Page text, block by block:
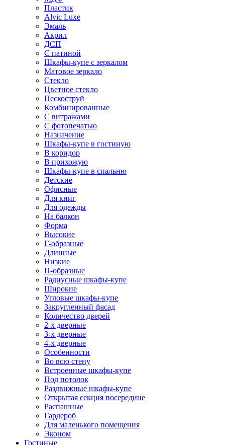
Пластик
Alvic Luxe
Эмаль
Акрил
ДСП
С патиной
Шкафы-купе с зеркалом
Матовое зеркало
Стекло
Цветное стекло
Пескоструй
Комбинированные
С витражами
С фотопечатью
Назначение
Шкафы-купе в гостиную
В коридор
В прихожую
Шкафы-купе в спальню
Детские
Офисные
Для книг
Для одежды
На балкон
Форма
Высокие
Г-образные
Длинные
Низкие
П-образные
Радиусные шкафы-купе
Широкие
Угловые шкафы-купе
Закругленный фасад
Количество дверей
2-х дверные
3-х дверные
4-х дверные
Особенности
Во всю стену
Встроенные шкафы-купе
Под потолок
Раздвижные шкафы-купе
Открытая секция посередине
Распашные
Гардероб
Для маленького помещения
Эконом
Гостиные